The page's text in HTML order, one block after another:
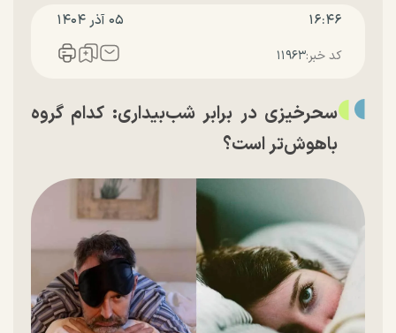
۱۶:۴۶ ۰۵ آذر ۱۴۰۴
کد خبر:۱۱۹۶۳
سحرخیزی در برابر شب‌بیداری: کدام گروه
باهوش‌تر است؟